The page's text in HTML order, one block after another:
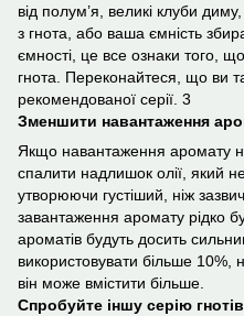
від полум’я, великі клуби
з гнота, або ваша ємність
ємності, це все ознаки того,
гнота. Переконайтеся, що ви
рекомендованої серії. 3
Зменшити навантаження
Якщо навантаження аромату
спалити надлишок олії, який
утворюючи густіший, ніж
завантаження аромату рідко
ароматів будуть досить
використовувати більше 10%,
він може вмістити більше.
Спробуйте іншу серію